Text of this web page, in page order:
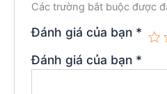
Các trường bắt buộc được
Đánh giá của bạn *
Đánh giá của bạn *